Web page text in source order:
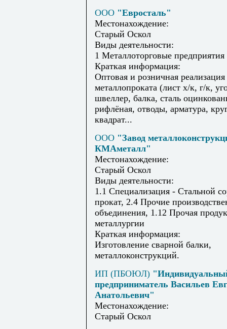
ООО "Евросталь"
Местонахождение:
Старый Оскол
Виды деятельности:
1 Металлоторговые
Краткая информация:
Оптовая и розничная реализация
металлопроката (лист х/к, г/к,
швеллер, балка, сталь
рифлёная, отводы, арматура,
квадрат...
ООО "Завод
КМАметалл"
Местонахождение:
Старый Оскол
Виды деятельности:
1.1 Специализация - Стальной
прокат, 2.4 Прочие
объединения, 1.12 Прочая
металлургии
Краткая информация:
Изготовление сварной балки,
металлоконструкций.
ИП (ПБОЮЛ)
предприниматель Васильев
Анатольевич"
Местонахождение:
Старый Оскол